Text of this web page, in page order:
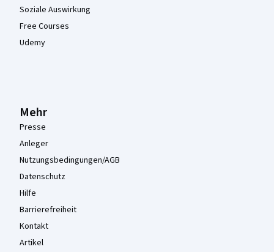
Soziale Auswirkung
Free Courses
Udemy
Mehr
Presse
Anleger
Nutzungsbedingungen/AGB
Datenschutz
Hilfe
Barrierefreiheit
Kontakt
Artikel